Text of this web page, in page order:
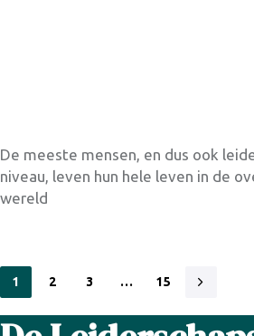
De meeste mensen, en dus ook
niveau, leven hun hele leven in de
wereld
1 2 3 … 15